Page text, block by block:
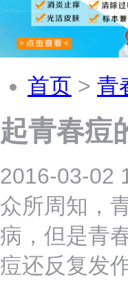
首页 > 青
起青春痘
2016-03-02
众所周知，
病，但是青
痘还反复发